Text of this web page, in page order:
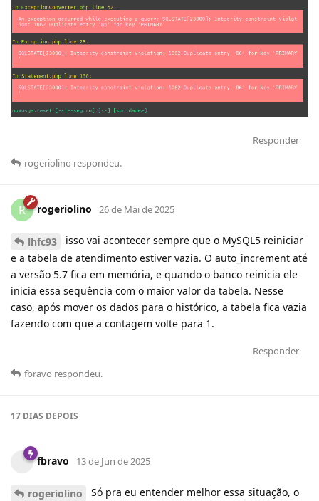
Responder
rogeriolino respondeu.
R rogeriolino 26 de Mai de 2025
lhfc93
isso vai acontecer sempre que o MySQL5 reiniciar
e a tabela de atendimento estiver vazia. O auto_increment até
a versão 5.7 fica em memória, e quando o banco reinicia ele
inicia essa sequência com o maior valor da tabela. Nesse
caso, após mover os dados para o histórico, a tabela fica vazia
fazendo com que a contagem volte para 1.
Responder
fbravo respondeu.
17 DIAS DEPOIS
fbravo 13 de Jun de 2025
rogeriolino
Só pra eu entender melhor essa situação, o